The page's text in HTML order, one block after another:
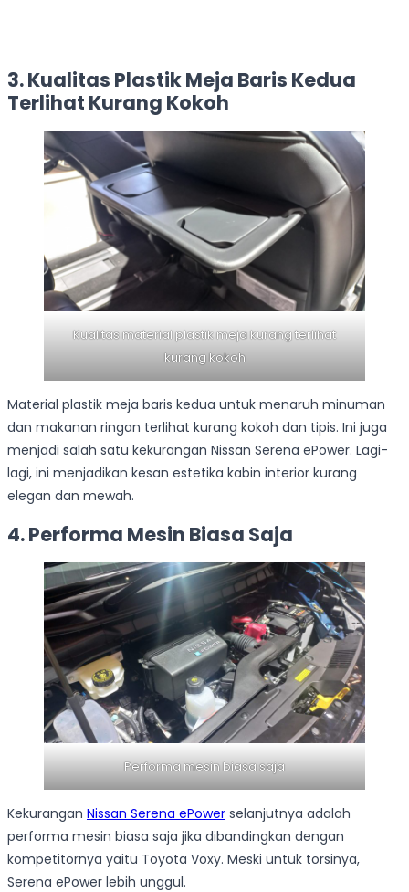
3. Kualitas Plastik Meja Baris Kedua
Terlihat Kurang Kokoh
Kualitas material plastik meja kurang terlihat
kurang kokoh
Material plastik meja baris kedua untuk menaruh minuman
dan makanan ringan terlihat kurang kokoh dan tipis. Ini juga
menjadi salah satu kekurangan Nissan Serena ePower. Lagi-
lagi, ini menjadikan kesan estetika kabin interior kurang
elegan dan mewah.
4. Performa Mesin Biasa Saja
Performa mesin biasa saja
Kekurangan Nissan Serena ePower selanjutnya adalah
performa mesin biasa saja jika dibandingkan dengan
kompetitornya yaitu Toyota Voxy. Meski untuk torsinya,
Serena ePower lebih unggul.